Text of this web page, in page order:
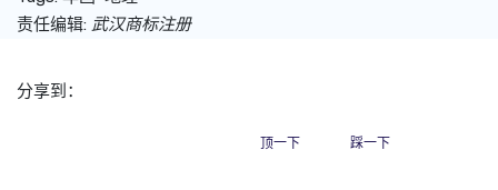
责任编辑: 武汉商标注册
分享到：
顶一下 踩一下